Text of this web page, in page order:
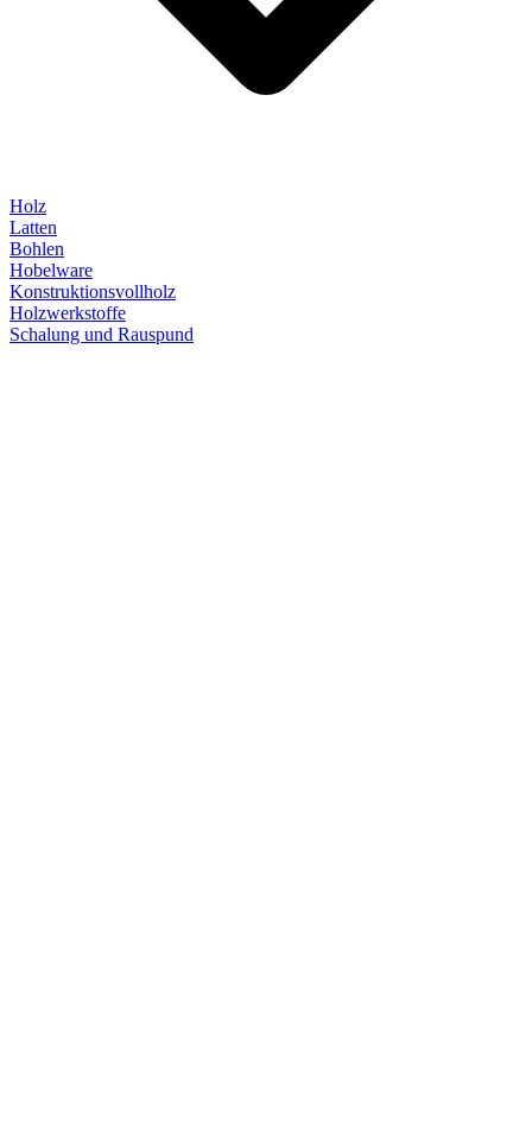
Holz
Latten
Bohlen
Hobelware
Konstruktionsvollholz
Holzwerkstoffe
Schalung und Rauspund